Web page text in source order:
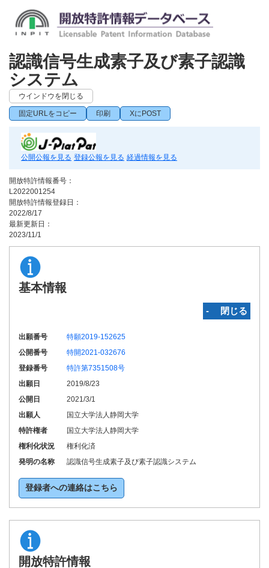
認識信号生成素子及び素子認識
システム
ウインドウを閉じる
固定URLをコピー 印刷 XにPOST
公開公報を見る 登録公報を見る 経過情報を見る
開放特許情報番号：
L2022001254
開放特許情報登録日：
2022/8/17
最新更新日：
2023/11/1
基本情報
‐ 閉じる
出願番号
特願2019-152625
公開番号
特開2021-032676
登録番号
特許第7351508号
出願日
2019/8/23
公開日
2021/3/1
出願人
国立大学法人静岡大学
特許権者
国立大学法人静岡大学
権利化状況
権利化済
発明の名称
認識信号生成素子及び素子認識システム
登録者への連絡はこちら
開放特許情報